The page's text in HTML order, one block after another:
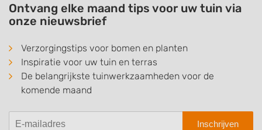
Ontvang elke maand tips voor uw tuin via
onze nieuwsbrief
Verzorgingstips voor bomen en planten
Inspiratie voor uw tuin en terras
De belangrijkste tuinwerkzaamheden voor de
komende maand
Inschrijven